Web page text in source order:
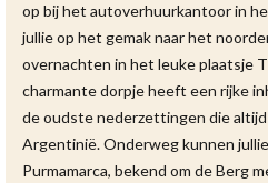
op bij het autoverhuurkantoor in
jullie op het gemak naar het
overnachten in het leuke plaatsje
charmante dorpje heeft een rijke
de oudste nederzettingen die
Argentinië. Onderweg kunnen
Purmamarca, bekend om de Berg